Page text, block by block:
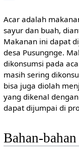
Acar adalah
sayur dan buah,
Makanan ini dapat
desa Pusungnge.
dikonsumsi pada
masih sering
bisa juga diolah
yang dikenal
dapat dijumpai di
Bahan-